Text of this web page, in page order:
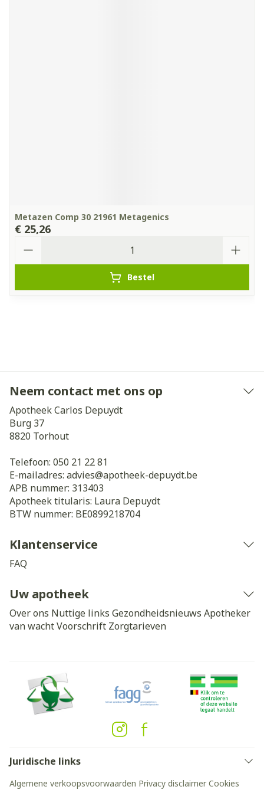
Metazen Comp 30 21961 Metagenics
€ 25,26
Bestel
Neem contact met ons op
Apotheek Carlos Depuydt
Burg 37
8820 Torhout
Telefoon: 050 21 22 81
E-mailadres: advies@apotheek-depuydt.be
APB nummer: 313403
Apotheek titularis: Laura Depuydt
BTW nummer: BE0899218704
Klantenservice
FAQ
Uw apotheek
Over ons Nuttige links Gezondheidsnieuws Apotheker
van wachtVoorschrift Zorgtarieven
Juridische links
Algemene verkoopsvoorwaarden Privacy disclaimer Cookies